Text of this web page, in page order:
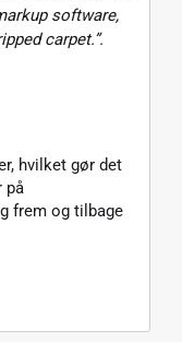
hvilket gør det
på
frem og tilbage